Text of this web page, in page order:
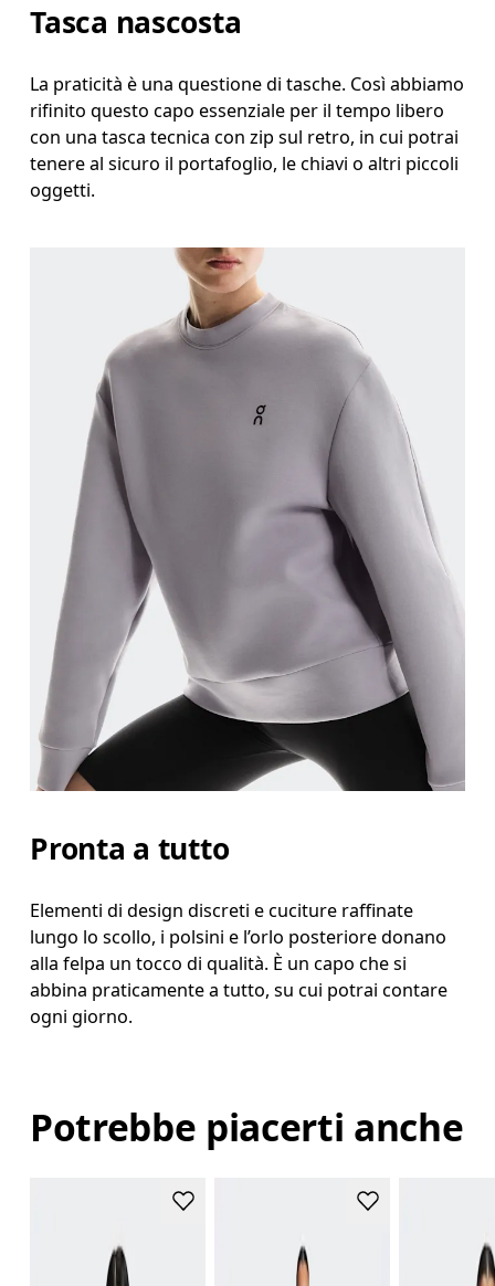
Tasca nascosta
La praticità è una questione di tasche. Così abbiamo
rifinito questo capo essenziale per il tempo libero
con una tasca tecnica con zip sul retro, in cui potrai
tenere al sicuro il portafoglio, le chiavi o altri piccoli
oggetti.
Pronta a tutto
Elementi di design discreti e cuciture raffinate
lungo lo scollo, i polsini e l’orlo posteriore donano
alla felpa un tocco di qualità. È un capo che si
abbina praticamente a tutto, su cui potrai contare
ogni giorno.
Potrebbe piacerti anche